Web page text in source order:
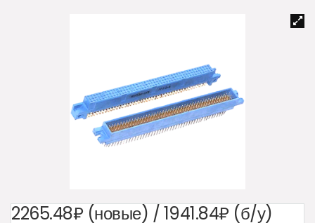
2265.48₽ (новые) / 1941.84₽ (б/у)